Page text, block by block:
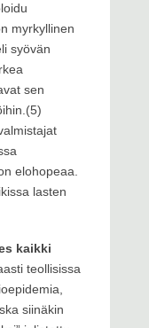
myrkyllinen
syövän
sen
elohopeaa.
lasten
kaikki
teollisissa
siinäkin